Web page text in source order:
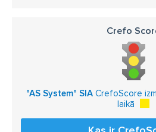
Crefo
"AS System" SIA CrefoScore
laikā